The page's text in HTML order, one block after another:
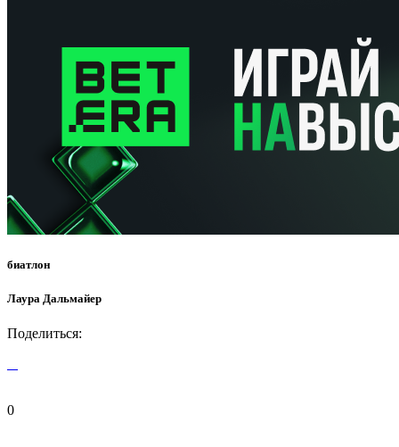
биатлон
Лаура Дальмайер
Поделиться:
0